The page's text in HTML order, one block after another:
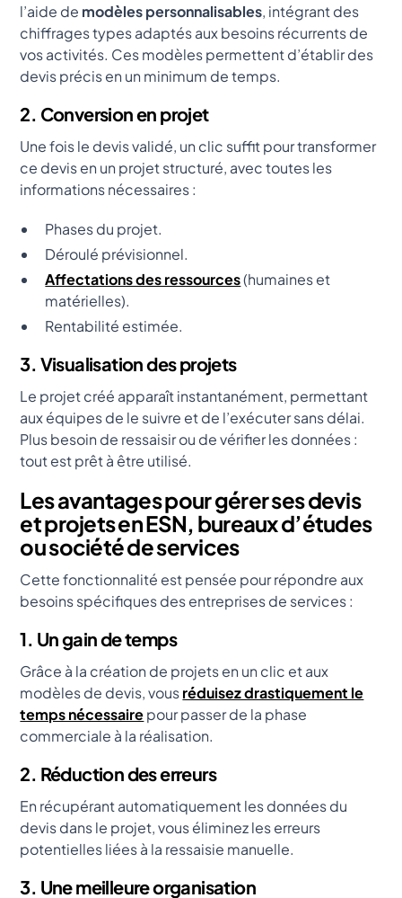
l’aide de modèles personnalisables, intégrant des
chiffrages types adaptés aux besoins récurrents de
vos activités. Ces modèles permettent d’établir des
devis précis en un minimum de temps.
2. Conversion en projet
Une fois le devis validé, un clic suffit pour transformer
ce devis en un projet structuré, avec toutes les
informations nécessaires :
Phases du projet.
Déroulé prévisionnel.
Affectations des ressources(humaines et
matérielles).
Rentabilité estimée.
3. Visualisation des projets
Le projet créé apparaît instantanément, permettant
aux équipes de le suivre et de l’exécuter sans délai.
Plus besoin de ressaisir ou de vérifier les données :
tout est prêt à être utilisé.
Les avantages pour gérer ses devis
et projets en ESN, bureaux d’études
ou société de services
Cette fonctionnalité est pensée pour répondre aux
besoins spécifiques des entreprises de services :
1. Un gain de temps
Grâce à la création de projets en un clic et aux
modèles de devis, vousréduisez drastiquement le
temps nécessairepour passer de la phase
commerciale à la réalisation.
2. Réduction des erreurs
En récupérant automatiquement les données du
devis dans le projet, vous éliminez les erreurs
potentielles liées à la ressaisie manuelle.
3. Une meilleure organisation